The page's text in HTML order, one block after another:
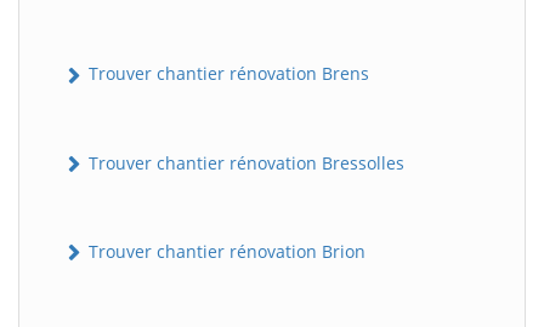
Trouver chantier rénovation Brens
Trouver chantier rénovation Bressolles
Trouver chantier rénovation Brion